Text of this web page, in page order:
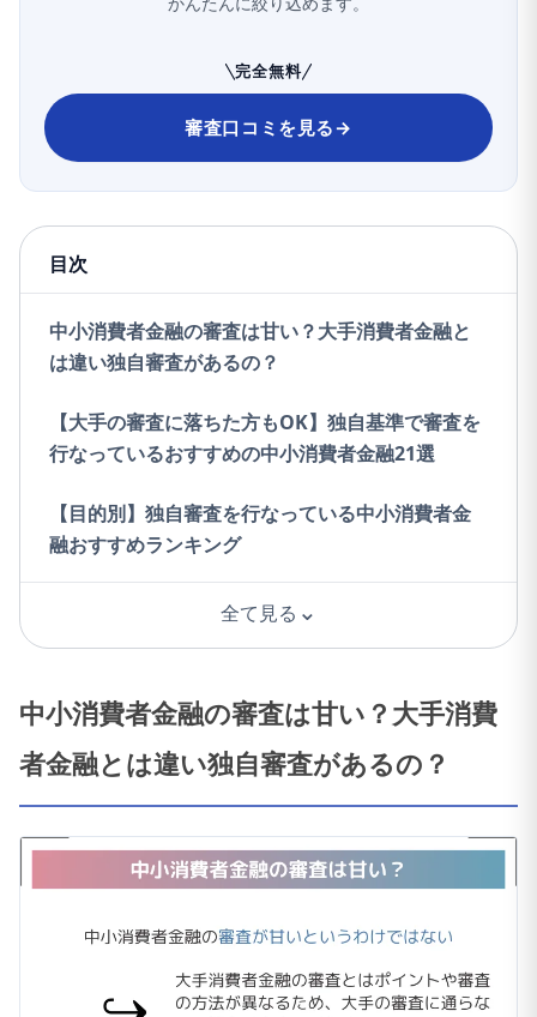
完全無料
審査口コミを見る→
目次
中小消費者金融の審査は甘い？大手消費者金融と
は違い独自審査があるの？
【大手の審査に落ちた方もOK】独自基準で審査を
行なっているおすすめの中小消費者金融21選
【目的別】独自審査を行なっている中小消費者金
融おすすめランキング
全て見る ⌄
中小消費者金融の審査は甘い？大手消費
者金融とは違い独自審査があるの？